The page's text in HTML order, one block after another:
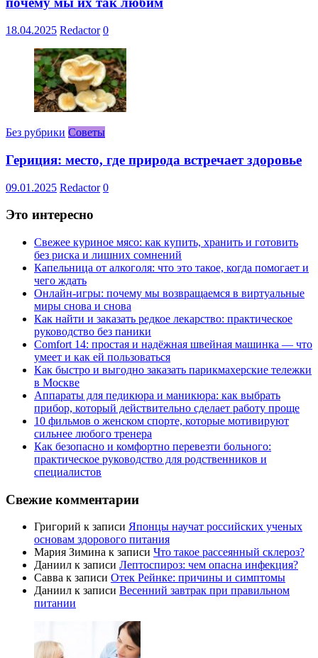
18.04.2025 Redactor 0
Без рубрики Советы
Гериция: место, где природа встречает здоровье
09.01.2025 Redactor 0
Это интересно
Свежее куриное мясо: как купить, хранить и готовить
без риска и лишних сомнений
Капельница от алкоголя: что это такое, когда помогает и
чего ждать
Онлайн-игры: почему мы возвращаемся в виртуальные
миры снова и снова
Как найти и заказать редкое лекарство: практическое
руководство без паники
Comfort 14: простая и надёжная швейная машинка — что
умеет и как ей пользоваться
Как быстро и выгодно заказать парикмахерские тележки
в Москве
Аппараты для педикюра и маникюра: как выбрать
прибор, который действительно сделает работу проще
10 фильмов о женском спорте, которые мотивируют
сильнее любого тренера
Как безопасно и комфортно перевезти больного:
практическое руководство для родственников и
специалистов
Свежие комментарии
Григорий к записи Японцы научат российских ученых
основам здорового питания
Мария Зимина к записи Что такое рассеянный склероз?
Даниил к записи Лептоспироз: чем опасна инфекция?
Савва к записи Отек Рейнке: причины и симптомы
Даниил к записи Весенний завтрак при правильном
питании